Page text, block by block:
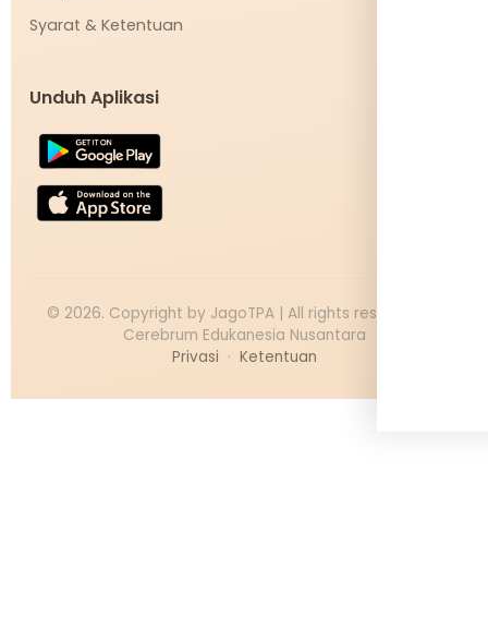
Syarat & Ketentuan
Unduh Aplikasi
© 2026. Copyright by JagoTPA | All rights reserved PT
Cerebrum Edukanesia Nusantara
Privasi · Ketentuan